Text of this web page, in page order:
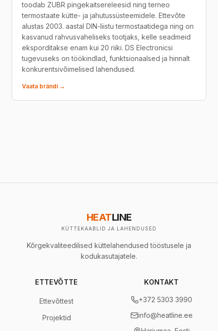
toodab ZUBR pingekaitsereleesid ning terneo
termostaate kütte- ja jahutussüsteemidele. Ettevõte
alustas 2003. aastal DIN-liistu termostaatidega ning on
kasvanud rahvusvaheliseks tootjaks, kelle seadmeid
eksporditakse enam kui 20 riiki. DS Electronicsi
tugevuseks on töökindlad, funktsionaalsed ja hinnalt
konkurentsivõimelised lahendused.
Vaata brändi →
HEATLINE
KÜTTEKAABLID JA LAHENDUSED
Kõrgekvaliteedilised küttelahendused tööstusele ja
kodukasutajatele.
ETTEVÕTTE
Ettevõttest
Projektid
KONTAKT
+372 5303 3990
info@heatline.ee